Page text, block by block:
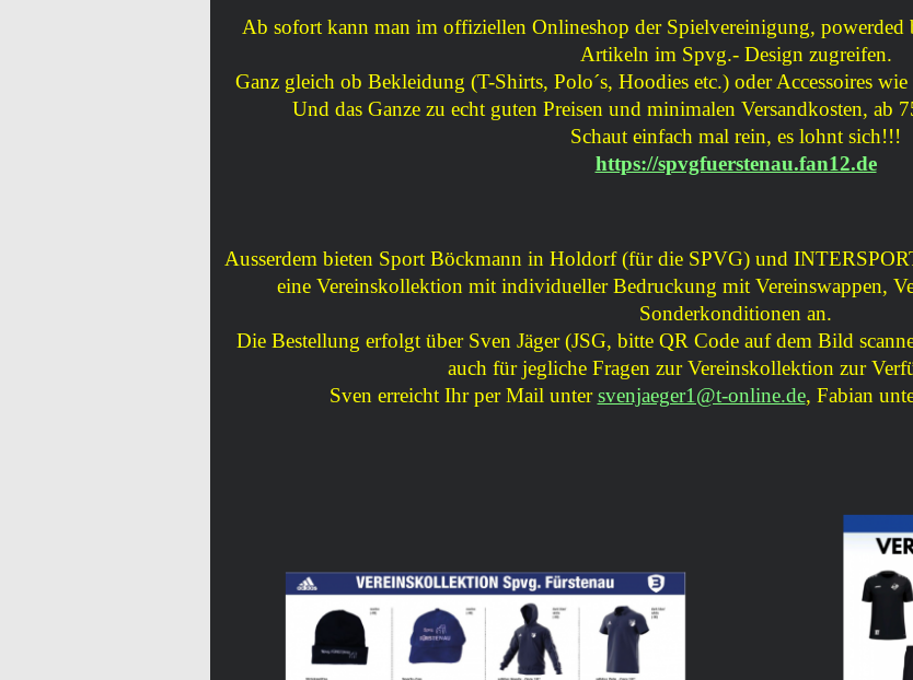
Ab sofort kann man im offiziellen Onlineshop der Spielvereinigung, powerded
Artikeln im Spvg.- Design zugreifen.
Ganz gleich ob Bekleidung (T-Shirts, Polo´s, Hoodies etc.) oder Accessoires
Und das Ganze zu echt guten Preisen und minimalen Versandkosten, ab
Schaut einfach mal rein, es lohnt sich!!!
https://spvgfuerstenau.fan12.de
Ausserdem bieten Sport Böckmann in Holdorf (für die SPVG) und
eine Vereinskollektion mit individueller Bedruckung mit Vereinswappen,
Sonderkonditionen an.
Die Bestellung erfolgt über Sven Jäger (JSG, bitte QR Code auf dem Bild
auch für jegliche Fragen zur Vereinskollektion zur
Sven erreicht Ihr per Mail unter svenjaeger1@t-online.de, Fabian